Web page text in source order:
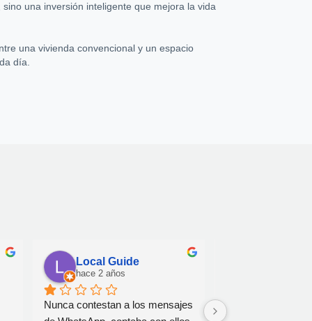
una inversión inteligente que mejora la vida
una vivienda convencional y un espacio
día.
Benjamin Ogier
hace 4 años
Muy profesional y intervención
Servicio muy agil